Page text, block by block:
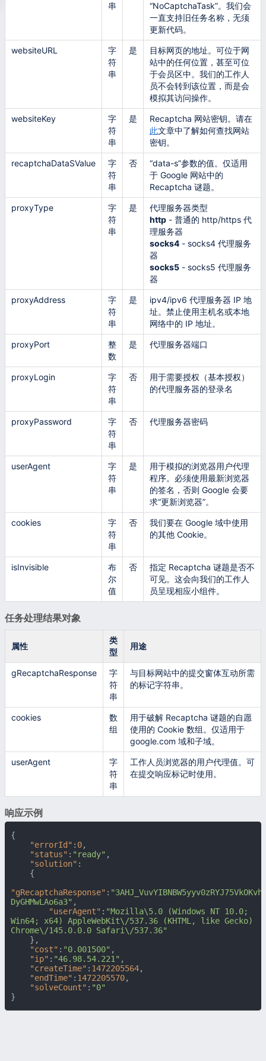
串
“NoCaptchaTask”。我们会
一直支持旧任务名称，无须
更新代码。
websiteURL
字
符
串
是
目标网页的地址。可位于网
站中的任何位置，甚至可位
于会员区中。我们的工作人
员不会转到该位置，而是会
模拟其访问操作。
websiteKey
字
符
串
是
Recaptcha 网站密钥。请在
此文章中了解如何查找网站
密钥。
recaptchaDataSValue
字
符
串
否
“data-s”参数的值。仅适用
于 Google 网站中的
Recaptcha 谜题。
proxyType
字
符
串
是
代理服务器类型
http - 普通的 http/https 代
理服务器
socks4 - socks4 代理服务
器
socks5 - socks5 代理服务
器
proxyAddress
字
符
串
是
ipv4/ipv6 代理服务器 IP 地
址。禁止使用主机名或本地
网络中的 IP 地址。
proxyPort
整
数
是 代理服务器端口
proxyLogin
字
符
串
否
用于需要授权（基本授权）
的代理服务器的登录名
proxyPassword
字
符
串
否 代理服务器密码
userAgent
字
符
串
是
用于模拟的浏览器用户代理
程序。必须使用最新浏览器
的签名，否则 Google 会要
求“更新浏览器”。
cookies
字
符
串
否
我们要在 Google 域中使用
的其他 Cookie。
isInvisible
布
尔
值
否
指定 Recaptcha 谜题是否不
可见。这会向我们的工作人
员呈现相应小组件。
任务处理结果对象
属性
类
型
用途
gRecaptchaResponse
字
符
串
与目标网站中的提交窗体互动所需
的标记字符串。
cookies
数
组
用于破解 Recaptcha 谜题的自愿
使用的 Cookie 数组。仅适用于
google.com 域和子域。
userAgent
字
符
串
工作人员浏览器的用户代理值。可
在提交响应标记时使用。
响应示例
{
"errorId" : 0,
"status" : "ready" ,
"solution" :
{
"gRecaptchaResponse" :
DyGHMwLAo6a3" ,
"userAgent" : "Mozilla\5.0 (Windows NT 10.0;
Win64; x64) AppleWebKit\/537.36 (KHTML, like Gecko)
Chrome\/145.0.0.0 Safari\/537.36"
} ,
"cost" : "0.001500" ,
"ip" : "46.98.54.221" ,
"createTime" : 1472205564,
"endTime" : 1472205570,
"solveCount" : "0"
}